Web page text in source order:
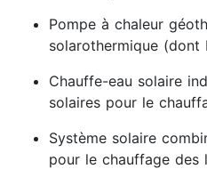
Pompe à chaleur
solarothermique (dont
Chauffe-eau solaire
solaires pour le
Système solaire
pour le chauffage des